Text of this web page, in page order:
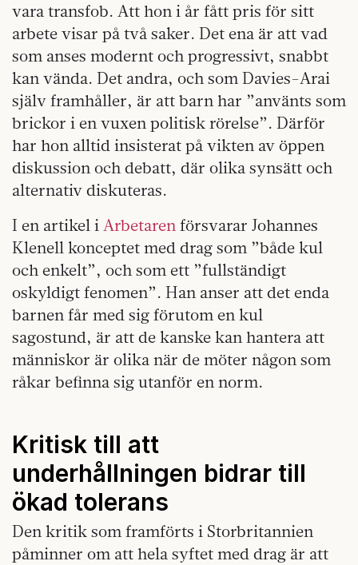
vara transfob. Att hon i år fått pris för sitt
arbete visar på två saker. Det ena är att vad
som anses modernt och progressivt, snabbt
kan vända. Det andra, och som Davies-Arai
själv framhåller, är att barn har ”använts som
brickor i en vuxen politisk rörelse”. Därför
har hon alltid insisterat på vikten av öppen
diskussion och debatt, där olika synsätt och
alternativ diskuteras.
I en artikel i Arbetarenförsvarar Johannes
Klenell konceptet med drag som ”både kul
och enkelt”, och som ett ”fullständigt
oskyldigt fenomen”. Han anser att det enda
barnen får med sig förutom en kul
sagostund, är att de kanske kan hantera att
människor är olika när de möter någon som
råkar befinna sig utanför en norm.
Kritisk till att
underhållningen bidrar till
ökad tolerans
Den kritik som framförts i Storbritannien
påminner om att hela syftet med drag är att